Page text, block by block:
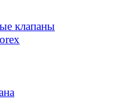
клапаны